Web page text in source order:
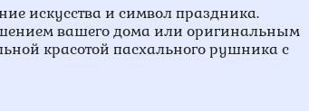
искусства и символ праздника.
вашего дома или оригинальным
красотой пасхального рушника с